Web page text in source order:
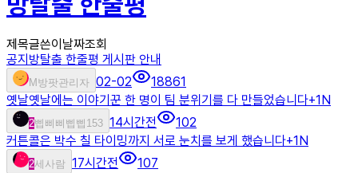
제목글쓴이 날짜조회
공지 방탈출 한줄평 게시판 안내
M 방팟관리자 02-02
18861
옛날옛날에는 이야기꾼 한 명이 팀 분위기를 다 만들었습니다+1 N
2삡삐삐삡삡153 14시간전
102
커튼콜은 박수 칠 타이밍까지 서로 눈치를 보게 했습니다+1 N
2세사람 17시간전
107